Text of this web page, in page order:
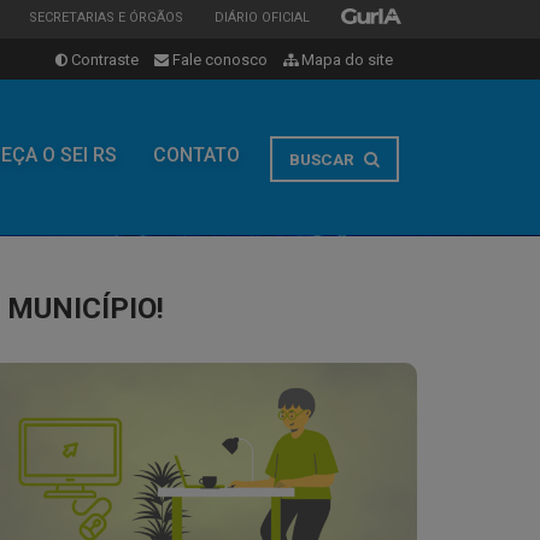
ESTADO
SECRETARIAS E ÓRGÃOS ESTADO
DIÁRIO OFICIAL ESTADO
Contraste Fale conosco Mapa do site
BUSCAR
O SEI RS CONTATO
MUNICÍPIO!